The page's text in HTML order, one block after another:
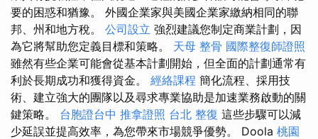
要的困惑和猶豫。 外國企業家與美國企業家繳納相同的聯
邦、州和地方稅。 公司設立 強烈建議您制定商業計劃，因
為它將幫助您定義目標和策略。 天母 整骨 國際整復師證照
雖然有些企業可能會從基本計劃開始，但全面的計劃通常有
利於長期成功和獲得資金。 經絡課程 簡化流程、採用技
術、建立強大的團隊以及尋求專業協助是加速業務啟動的關
鍵策略。 台胞證台中 推拿證照 台北 整復 這些步驟可以減
少延誤並提高效率，為您帶來市場競爭優勢。 Doola 桃園